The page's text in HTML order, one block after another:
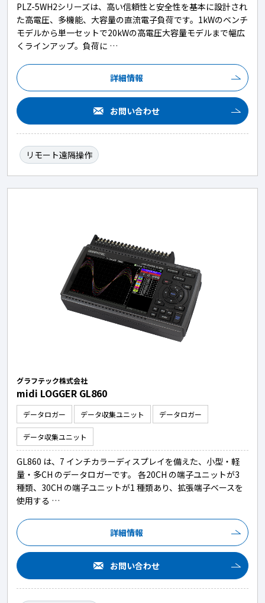
PLZ-5WH2シリーズは、高い信頼性と安全性を基本に設計され
た高電圧、多機能、大容量の直流電子負荷です。1kWのベンチ
モデルから単一セットで20kWの高電圧大容量モデルまで幅広
くラインアップ。負荷に …
詳細情報
お問い合わせ
リモート遠隔操作
グラフテック株式会社
midi LOGGER GL860
データロガー データ収集ユニット データロガー
データ収集ユニット
GL860 は、7 インチカラーディスプレイを備えた、小型・軽
量・多CH のデータロガーです。 各20CH の端子ユニットが3
種類、30CH の端子ユニットが1 種類あり、拡張端子ベースを
使用する …
詳細情報
お問い合わせ